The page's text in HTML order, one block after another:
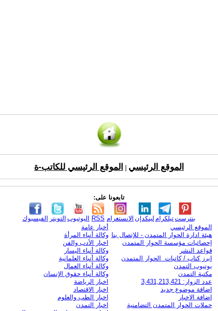
الموقع الرئيسي الموقع الرئيسي للكاتب-ة
تابعونا على:
الفيسبوك التويتر اليوتيوب RSS الانستغرام لينكدإن تيلكرامبنترست
الموقع الرئيسي
هيئة ادارة الحوار المتمدن - للإتصال بنا
إحصائيات مؤسسة الحوار المتمدن
قواعد النشر
ابرز كتاب / كاتبات الحوار المتمدن
يوتيوب التمدن
مكتبة التمدن
عدد الزوار: 3,431,213,421
اضافة موضوع جديد
اضافة الاخبار
حملات الحوار المتمدن التضامنية
أخبار عامة
وكالة أنباء المرأة
اخبار الأدب والفن
وكالة أنباء اليسار
وكالة أنباء العلمانية
وكالة أنباء العمال
وكالة أنباء حقوق الإنسان
اخبار الرياضة
اخبار الاقتصاد
اخبار الطب والعلوم
اخبار التمدن